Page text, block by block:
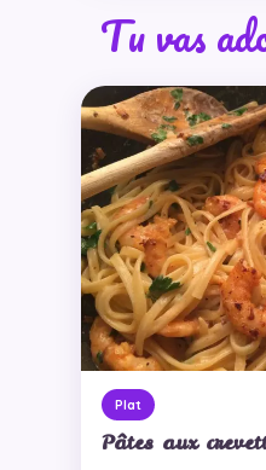
Tu vas
Plat
Pâtes aux